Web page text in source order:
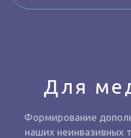
Для
Формирование
наших неинвазивных